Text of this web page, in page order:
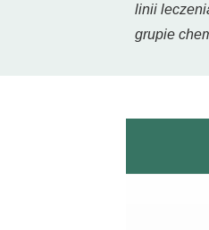
linii
grupie